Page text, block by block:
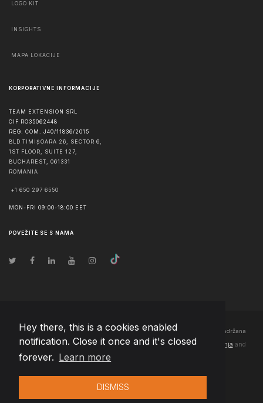
Hey there, this is a cookies enabled
notification. Close it once and it's closed
forever. Learn more
DISMISS
LOGO KIT
INSIGHTS
MAPA LOKACIJE
KORPORATIVNE INFORMACIJE
TEAM EXTENSION SRL
CIF RO35062448
REG. COM. J40/11836/2015
BLD TIMIȘOARA 26, SECTOR 6,
1ST FLOOR, SUITE 127,
BUCHAREST
061331
ROMANIA
+1 650 297 6550
MON-FRI 09:00-18:00 EET
POVEŽITE SE S NAMA
© Autorska prava 2026 Team Extension Bosnia Herzegovina - Sva prava zadržana
Changelog● Korišćenjem ove stranice slažete se sa našimPravila korištenja and
Politika privatnosti